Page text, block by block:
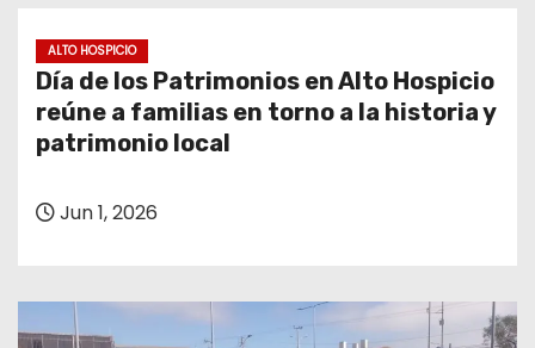
ALTO HOSPICIO
Día de los Patrimonios en Alto Hospicio
reúne a familias en torno a la historia y
patrimonio local
Jun 1, 2026